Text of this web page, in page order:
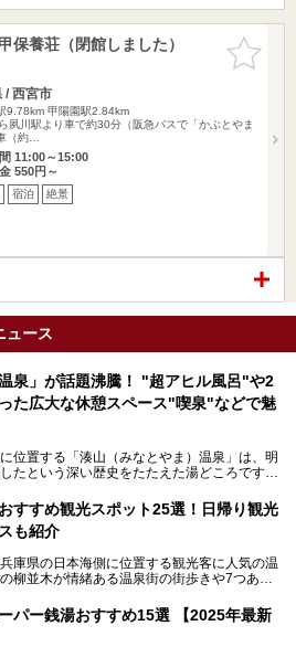
お気に入
りに追加
養荘（閉館しました）
/ 西宮市
9.78km 甲陽園駅2.84km
夙川駅より車で約30分（阪急バスで「かぶとやま
（約…
11:00～15:00
550円～
宿泊 絶景
ュース
泉」が話題沸騰！ "超アヒル風呂"や2
た広大な休憩スペース"喫泉"などで魅
位置する「湊山（みなとやま）温泉」は、明
たという深い歴史をたたえた湯どころです。
アヒルちゃん。さらに、ゆったりくつろげて
可能な休憩スペースも人気に。斬新な企画や
ッと驚かせる湊山温泉の魅力をリポートしま
すすめ観光スポット25選！日帰り観光
も紹介
庫県の日本海側に位置する観光客に人気の温
柳並木が情緒ある温泉街の街歩きや7つある
鉄道の駅から温泉街が近く、歩いて回るのに
模で、日帰りでの訪問にもおすすめです。
パー銭湯おすすめ15選 【2025年最新